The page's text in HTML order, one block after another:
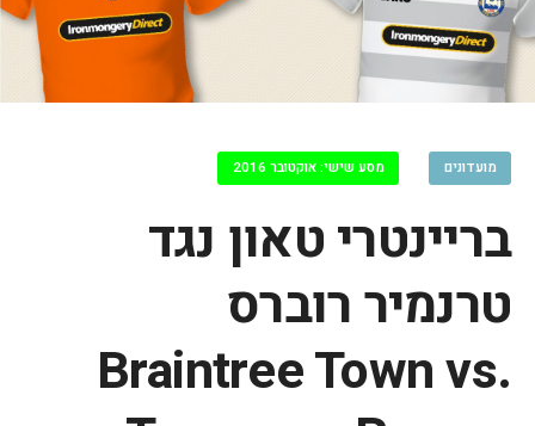
מועדונים מסע שישי: אוקטובר 2016
בריינטרי טאון נגד
טרנמיר רוברס
Braintree Town vs.